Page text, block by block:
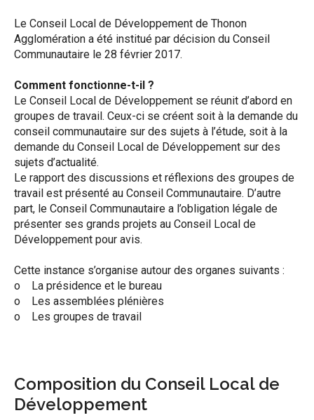
Le Conseil Local de Développement de Thonon
Agglomération a été institué par décision du Conseil
Communautaire le 28 février 2017.
Comment fonctionne-t-il ?
Le Conseil Local de Développement se réunit d’abord en
groupes de travail. Ceux-ci se créent soit à la demande du
conseil communautaire sur des sujets à l’étude, soit à la
demande du Conseil Local de Développement sur des
sujets d’actualité.
Le rapport des discussions et réflexions des groupes de
travail est présenté au Conseil Communautaire. D’autre
part, le Conseil Communautaire a l’obligation légale de
présenter ses grands projets au Conseil Local de
Développement pour avis.
Cette instance s’organise autour des organes suivants :
o La présidence et le bureau
o Les assemblées plénières
o Les groupes de travail
Composition du Conseil Local de
Développement